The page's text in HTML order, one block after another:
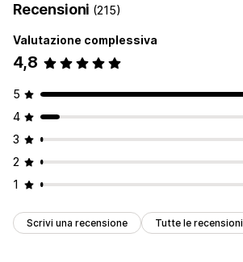
Recensioni (215)
Valutazione complessiva
4,8
5
4
3
2
1
Scrivi una recensione Tutte le recensioni